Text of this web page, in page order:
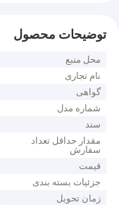
توضیحات محصول
محل منبع
نام تجاری
گواهی
شماره مدل
سند
مقدار حداقل تعداد
سفارش
قیمت
جزئیات بسته بندی
زمان تحویل